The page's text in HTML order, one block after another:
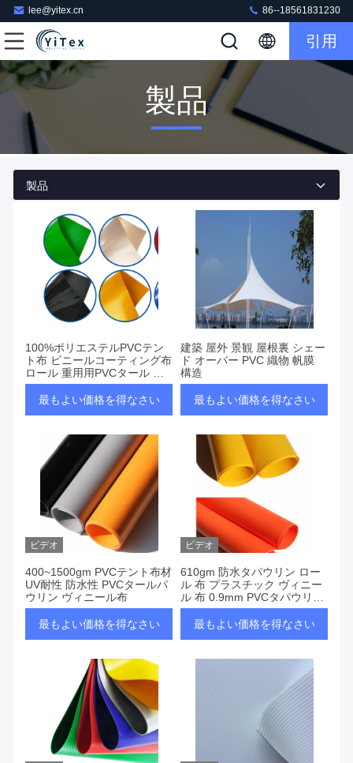
lee@yitex.cn 86--18561831230
引用
製品
製品
100%ポリエステルPVCテン
ト布 ビニールコーティング布
ロール 重用用PVCタール 防
水
最もよい価格を得なさい
建築 屋外 景観 屋根裏 シェー
ド オーバー PVC 織物 帆膜
構造
最もよい価格を得なさい
ビデオ
400~1500gm PVCテント布材
UV耐性 防水性 PVCタールパ
ウリン ヴィニール布
最もよい価格を得なさい
ビデオ
610gm 防水タパウリン ロー
ル 布 プラスチック ヴィニー
ル 布 0.9mm PVCタパウリン
ロール
最もよい価格を得なさい